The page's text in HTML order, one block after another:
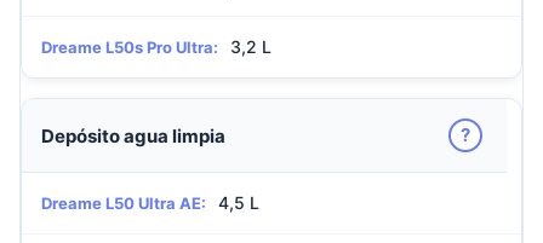
Dreame L50s Pro Ultra: 3,2 L
Depósito agua limpia ?
Dreame L50 Ultra AE: 4,5 L